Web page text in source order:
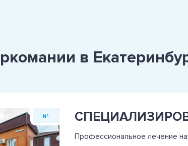
в
№
Профессиональное лечение